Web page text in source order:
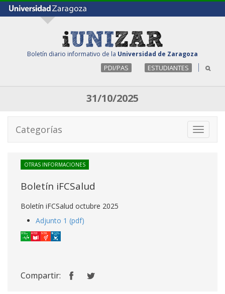
Boletín diario informativo de la Universidad de Zaragoza
PDI/PAS ESTUDIANTES
31/10/2025
Toggle
Categorías
OTRAS INFORMACIONES
Boletín iFCSalud
Boletín iFCSalud octubre 2025
Adjunto 1 (pdf)
Compartir: